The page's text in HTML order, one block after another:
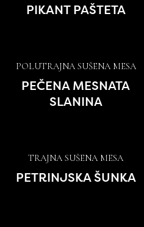
PIKANT PAŠTETA
POLUTRAJNA SUŠENA MESA
PEČENA MESNATA
SLANINA
TRAJNA SUŠENA MESA
PETRINJSKA ŠUNKA